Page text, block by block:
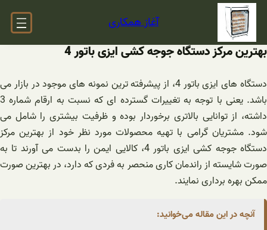
رفتن
محتوا
آغاز همکاری
بهترین مرکز دستگاه جوجه کشی ایزی باتور 4
دستگاه های ایزی باتور 4، از پیشرفته ترین نمونه های موجود در بازار می
باشد. یعنی با توجه به تغییرات گسترده ای که نسبت به ارقام شماره 3
داشته، از توانایی بالاتری برخوردار بوده و ظرفیت بیشتری را شامل می
شود. مشتریان گرامی با تهیه محصولات مورد نظر خود از بهترین مرکز
دستگاه جوجه کشی ایزی باتور 4، کالایی ایمن را بدست می آورند تا به
صورت شایسته از راندمان کاری منحصر به فردی که دارد، در بهترین صورت
ممکن بهره برداری نمایند.
آنچه در این مقاله می‌خوانید: